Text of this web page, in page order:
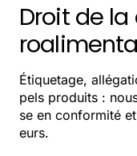
Droit de
Étiquetage,
pels produits :
se en conformité
eurs.